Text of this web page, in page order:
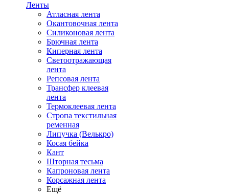
Ленты
Атласная лента
Окантовочная лента
Силиконовая лента
Брючная лента
Киперная лента
Светоотражающая
лента
Репсовая лента
Трансфер клеевая
лента
Термоклеевая лента
Стропа текстильная
ременная
Липучка (Велькро)
Косая бейка
Кант
Шторная тесьма
Капроновая лента
Корсажная лента
Ещё